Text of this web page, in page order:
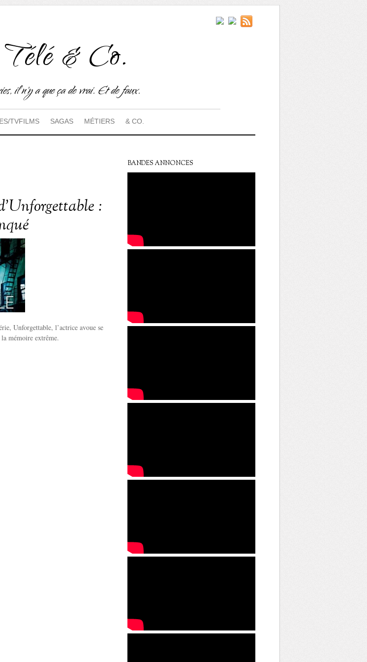
& Co.
il n'y a que ça de vrai. Et de faux.
TVFILMS SAGAS MÉTIERS & CO.
:
Unforgettable, l’actrice avoue se
mémoire extrême.
BANDES ANNONCES